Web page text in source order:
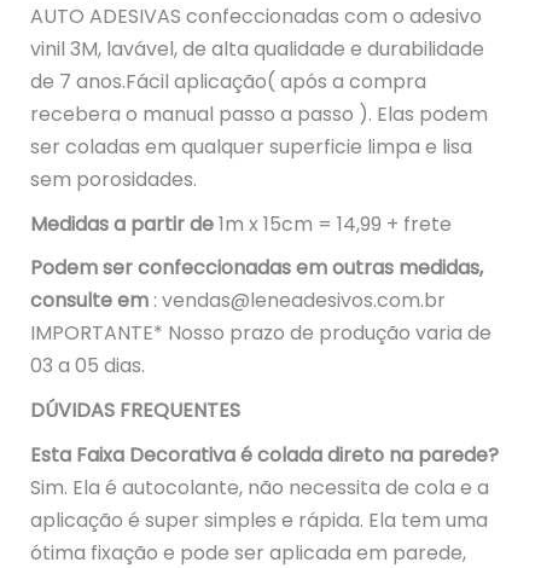
AUTO ADESIVAS confeccionadas com o adesivo
vinil 3M, lavável, de alta qualidade e durabilidade
de 7 anos.Fácil aplicação( após a compra
recebera o manual passo a passo ). Elas podem
ser coladas em qualquer superficie limpa e lisa
sem porosidades.
Medidas a partir de1m x 15cm = 14,99 + frete
Podem ser confeccionadas em outras medidas,
consulte em: vendas@leneadesivos.com.br
IMPORTANTE* Nosso prazo de produção varia de
03 a 05 dias.
DÚVIDAS FREQUENTES
Esta Faixa Decorativa é colada direto na parede?
Sim. Ela é autocolante, não necessita de cola e a
aplicação é super simples e rápida. Ela tem uma
ótima fixação e pode ser aplicada em parede,